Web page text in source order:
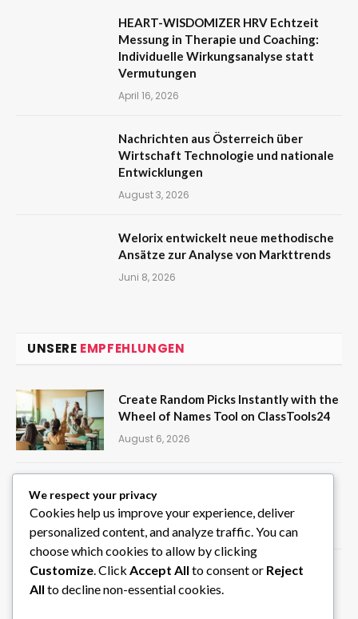
HEART-WISDOMIZER HRV Echtzeit
Messung in Therapie und Coaching:
Individuelle Wirkungsanalyse statt
Vermutungen
April 16, 2026
Nachrichten aus Österreich über
Wirtschaft Technologie und nationale
Entwicklungen
August 3, 2026
Welorix entwickelt neue methodische
Ansätze zur Analyse von Markttrends
Juni 8, 2026
UNSERE EMPFEHLUNGEN
Create Random Picks Instantly with the
Wheel of Names Tool on ClassTools24
August 6, 2026
individuelle Rundreisen
August 6, 2026
STIG ROCK Erfahrungen Monatliche
Rückzahlungen und Rückkaufoption
We respect your privacy
Cookies help us improve your experience, deliver
personalized content, and analyze traffic. You can
choose which cookies to allow by clicking
Customize. Click Accept All to consent or Reject
All to decline non-essential cookies.